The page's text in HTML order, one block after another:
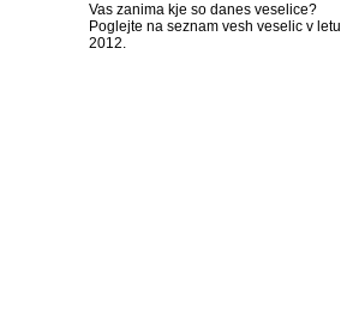
Vas zanima kje so danes veselice?
Poglejte na seznam vesh veselic v letu
2012.